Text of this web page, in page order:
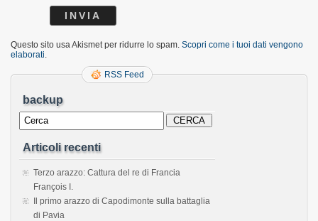
Questo sito usa Akismet per ridurre lo spam. Scopri come i tuoi dati vengono
elaborati
RSS Feed
backup
Articoli recenti
Terzo arazzo: Cattura del re di Francia
François I.
Il primo arazzo di Capodimonte sulla battaglia
di Pavia